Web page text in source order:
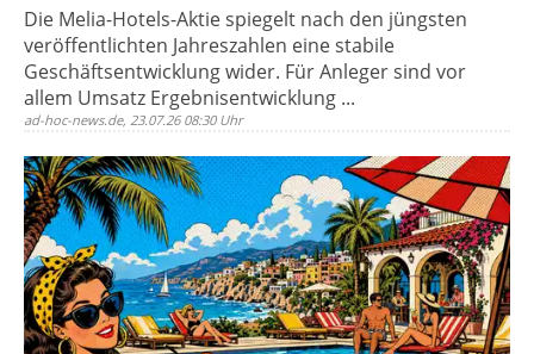
Die Melia-Hotels-Aktie spiegelt nach den jüngsten
veröffentlichten Jahreszahlen eine stabile
Geschäftsentwicklung wider. Für Anleger sind vor
allem Umsatz Ergebnisentwicklung ...
ad-hoc-news.de, 23.07.26 08:30 Uhr